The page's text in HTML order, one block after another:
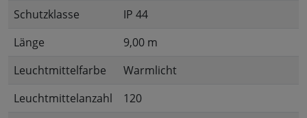
Schutzklasse
IP 44
Länge
9,00 m
Leuchtmittelfarbe
Warmlicht
Leuchtmittelanzahl
120